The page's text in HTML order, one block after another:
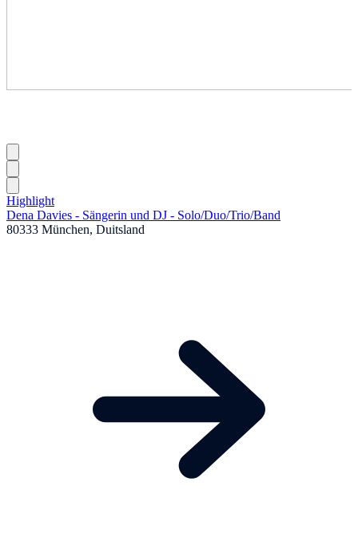
Highlight
Dena Davies - Sängerin und DJ - Solo/Duo/Trio/Band
80333 München, Duitsland